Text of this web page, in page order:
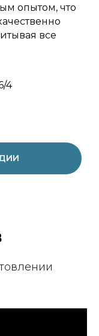
опытом, что
все
4